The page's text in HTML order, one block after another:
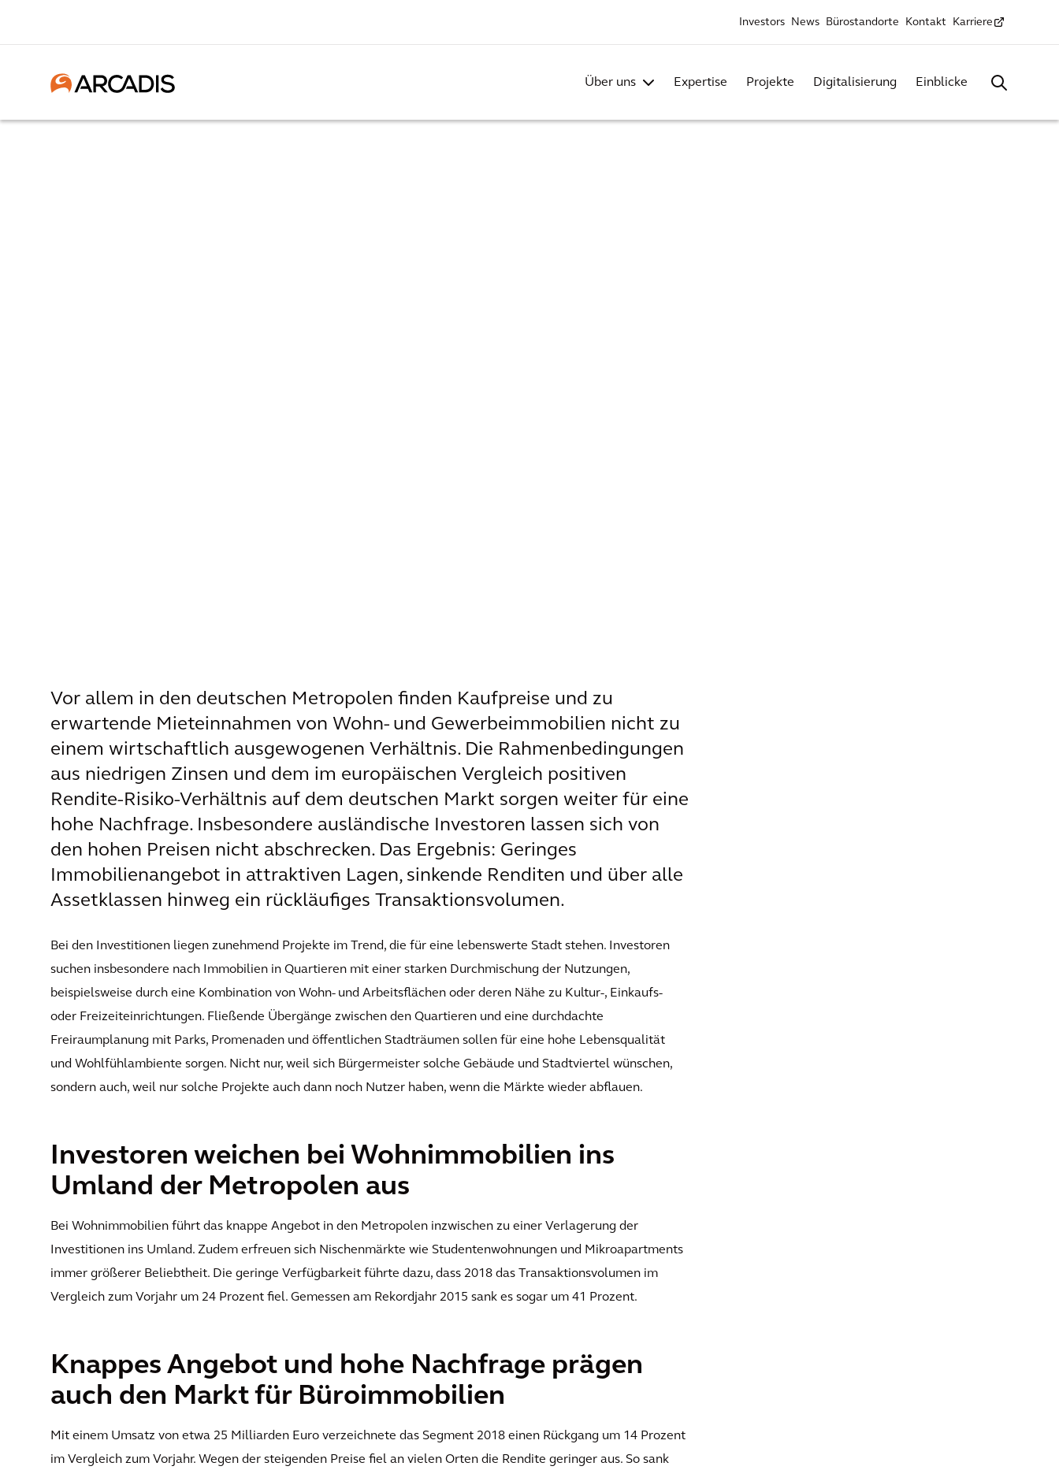
Investors News Bürostandorte Kontakt Karriere
Über uns Expertise Projekte Digitalisierung Einblicke
Vor allem in den deutschen Metropolen finden Kaufpreise und zu
erwartende Mieteinnahmen von Wohn- und Gewerbeimmobilien nicht zu
einem wirtschaftlich ausgewogenen Verhältnis. Die Rahmenbedingungen
aus niedrigen Zinsen und dem im europäischen Vergleich positiven
Rendite-Risiko-Verhältnis auf dem deutschen Markt sorgen weiter für eine
hohe Nachfrage. Insbesondere ausländische Investoren lassen sich von
den hohen Preisen nicht abschrecken. Das Ergebnis: Geringes
Immobilienangebot in attraktiven Lagen, sinkende Renditen und über alle
Assetklassen hinweg ein rückläufiges Transaktionsvolumen.
Bei den Investitionen liegen zunehmend Projekte im Trend, die für eine lebenswerte Stadt stehen. Investoren
suchen insbesondere nach Immobilien in Quartieren mit einer starken Durchmischung der Nutzungen,
beispielsweise durch eine Kombination von Wohn- und Arbeitsflächen oder deren Nähe zu Kultur-, Einkaufs-
oder Freizeiteinrichtungen. Fließende Übergänge zwischen den Quartieren und eine durchdachte
Freiraumplanung mit Parks, Promenaden und öffentlichen Stadträumen sollen für eine hohe Lebensqualität
und Wohlfühlambiente sorgen. Nicht nur, weil sich Bürgermeister solche Gebäude und Stadtviertel wünschen,
sondern auch, weil nur solche Projekte auch dann noch Nutzer haben, wenn die Märkte wieder abflauen.
Investoren weichen bei Wohnimmobilien ins
Umland der Metropolen aus
Bei Wohnimmobilien führt das knappe Angebot in den Metropolen inzwischen zu einer Verlagerung der
Investitionen ins Umland. Zudem erfreuen sich Nischenmärkte wie Studentenwohnungen und Mikroapartments
immer größerer Beliebtheit. Die geringe Verfügbarkeit führte dazu, dass 2018 das Transaktionsvolumen im
Vergleich zum Vorjahr um 24 Prozent fiel. Gemessen am Rekordjahr 2015 sank es sogar um 41 Prozent.
Knappes Angebot und hohe Nachfrage prägen
auch den Markt für Büroimmobilien
Mit einem Umsatz von etwa 25 Milliarden Euro verzeichnete das Segment 2018 einen Rückgang um 14 Prozent
im Vergleich zum Vorjahr. Wegen der steigenden Preise fiel an vielen Orten die Rendite geringer aus. So sank